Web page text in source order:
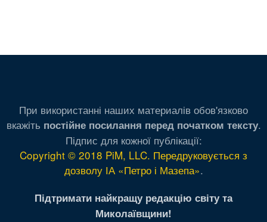
При використанні наших материалів обов'язково
вкажіть постійне посилання перед початком тексту.
Підпис для кожної публікації:
Copyright © 2018 PiM, LLC. Передруковується з
дозволу ІА «Петро і Мазепа».
Підтримати найкращу редакцію світу та
Миколаївщини!